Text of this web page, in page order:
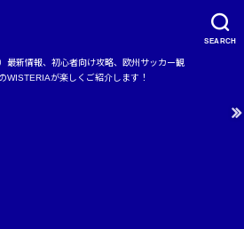
SEARCH
最新情報、初心者向け攻略、欧州サッカー観
WISTERIAが楽しくご紹介します！